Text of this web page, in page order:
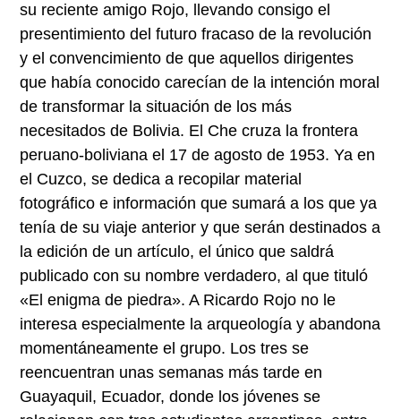
su reciente amigo Rojo, llevando consigo el
presentimiento del futuro fracaso de la revolución
y el convencimiento de que aquellos dirigentes
que había conocido carecían de la intención moral
de transformar la situación de los más
necesitados de Bolivia. El Che cruza la frontera
peruano-boliviana el 17 de agosto de 1953. Ya en
el Cuzco, se dedica a recopilar material
fotográfico e información que sumará a los que ya
tenía de su viaje anterior y que serán destinados a
la edición de un artículo, el único que saldrá
publicado con su nombre verdadero, al que tituló
«El enigma de piedra». A Ricardo Rojo no le
interesa especialmente la arqueología y abandona
momentáneamente el grupo. Los tres se
reencuentran unas semanas más tarde en
Guayaquil, Ecuador, donde los jóvenes se